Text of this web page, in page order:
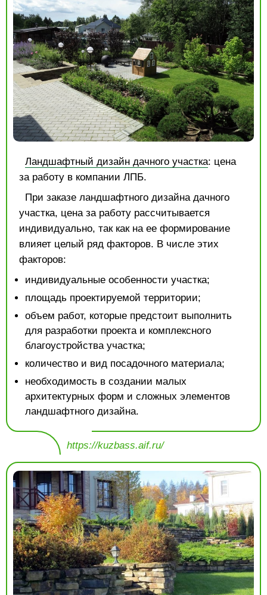
Ландшафтный дизайн дачного участка: цена
за работу в компании ЛПБ.
При заказе ландшафтного дизайна дачного
участка, цена за работу рассчитывается
индивидуально, так как на ее формирование
влияет целый ряд факторов. В числе этих
факторов:
индивидуальные особенности участка;
площадь проектируемой территории;
объем работ, которые предстоит выполнить
для разработки проекта и комплексного
благоустройства участка;
количество и вид посадочного материала;
необходимость в создании малых
архитектурных форм и сложных элементов
ландшафтного дизайна.
https://kuzbass.aif.ru/